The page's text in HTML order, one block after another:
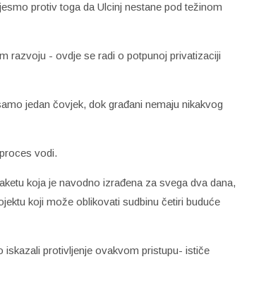
protiv toga da Ulcinj nestane pod težinom
razvoju - ovdje se radi o potpunoj privatizaciji
jedan čovjek, dok građani nemaju nikakvog
vodi.
koja je navodno izrađena za svega dva dana,
koji može oblikovati sudbinu četiri buduće
iskazali protivljenje ovakvom pristupu- ističe